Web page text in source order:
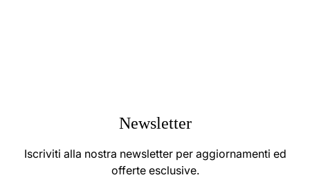
Newsletter
Iscriviti alla nostra newsletter per aggiornamenti ed
offerte esclusive.